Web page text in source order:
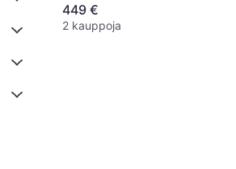
449 €
2 kauppoja